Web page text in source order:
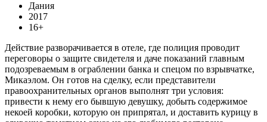
Дания
2017
16+
Действие разворачивается в отеле, где полиция проводит
переговоры о защите свидетеля и даче показаний главным
подозреваемым в ограблении банка и спецом по взрывчатке,
Микаэлом. Он готов на сделку, если представители
правоохранительных органов выполнят три условия:
привести к нему его бывшую девушку, добыть содержимое
некоей коробки, которую он припрятал, и доставить курицу в